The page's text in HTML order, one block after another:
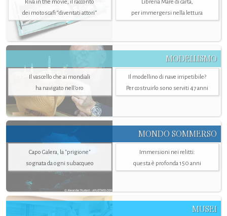
Riva in the movie, il racconto
dei motoscafi “diventati attori”
Libreria Mare di carta,
per immergersi nella lettura
MODELLISMO
Il vascello che ai mondiali
ha navigato nell’oro
Il modellino di nave irripetibile?
Per costruirlo sono serviti 47 anni
MONDO SOMMERSO
Capo Galera, la "prigione"
sognata da ogni subacqueo
Immersioni nei relitti:
questa è profonda 150 anni
MUSEI